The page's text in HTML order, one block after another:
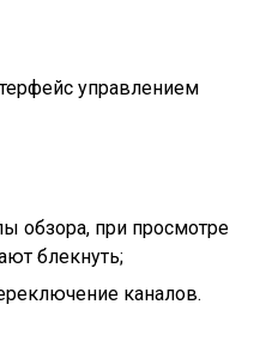
управлением
обзора, при просмотре
блекнуть;
каналов.